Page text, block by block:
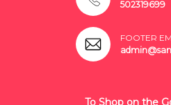
502319699
FOOTER
To Shop on the